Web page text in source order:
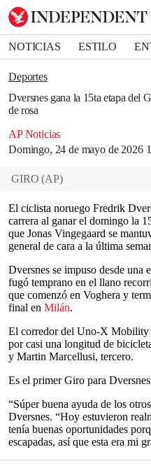
NOTICIAS ESTILO
DEPORTES
Deportes
Dversnes gana la 15ta etapa del
de rosa
AP Noticias
Domingo, 24 de mayo de 2026
Bookmark popover
Removed from bookmarks
Close popover
GIRO (AP)
El ciclista noruego Fredrik
carrera al ganar el domingo la
que Jonas Vingegaard se
general de cara a la última
Dversnes se impuso desde una
fugó temprano en el llano
que comenzó en Voghera y
final en Milán.
El corredor del Uno-X Mobility
por casi una longitud de
y Martin Marcellusi, tercero.
Es el primer Giro para
“Súper buena ayuda de los
Dversnes. “Hoy estuvieron
tenía buenas oportunidades
escapadas, así que esta era mi